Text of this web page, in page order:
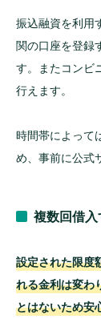
振込融資を利用
関の口座を登録
す。またコンビ
行えます。
時間帯によって
め、事前に公式
複数回借
設定された限度
れる金利は変わ
とはないため安